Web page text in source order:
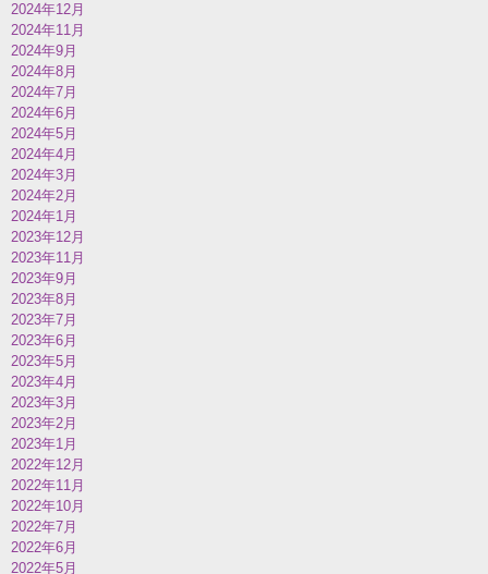
2024年12月
2024年11月
2024年9月
2024年8月
2024年7月
2024年6月
2024年5月
2024年4月
2024年3月
2024年2月
2024年1月
2023年12月
2023年11月
2023年9月
2023年8月
2023年7月
2023年6月
2023年5月
2023年4月
2023年3月
2023年2月
2023年1月
2022年12月
2022年11月
2022年10月
2022年7月
2022年6月
2022年5月